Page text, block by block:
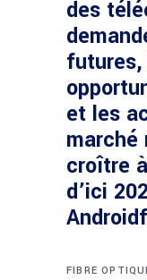
des
et les
marché
croître
d’ici
FIBRE